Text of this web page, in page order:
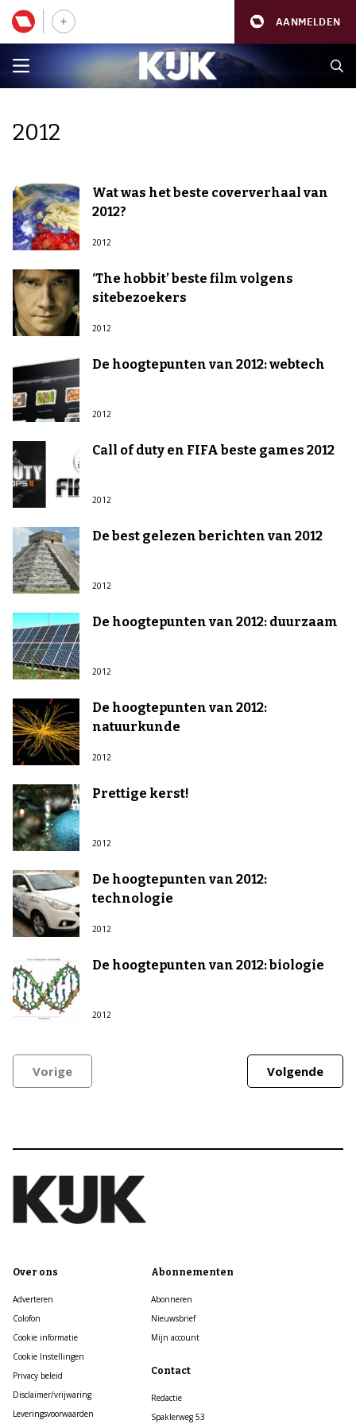
AANMELDEN
2012
Wat was het beste coververhaal van
2012?
2012
‘The hobbit’ beste film volgens
sitebezoekers
2012
De hoogtepunten van 2012: webtech
2012
Call of duty en FIFA beste games 2012
2012
De best gelezen berichten van 2012
2012
De hoogtepunten van 2012: duurzaam
2012
De hoogtepunten van 2012:
natuurkunde
2012
Prettige kerst!
2012
De hoogtepunten van 2012:
technologie
2012
De hoogtepunten van 2012: biologie
2012
Vorige Volgende
Over ons
Adverteren
Colofon
Cookie informatie
Cookie Instellingen
Privacy beleid
Disclaimer/vrijwaring
Leveringsvoorwaarden
Abonnementen
Abonneren
Nieuwsbrief
Mijn account
Contact
Redactie
Spaklerweg 53